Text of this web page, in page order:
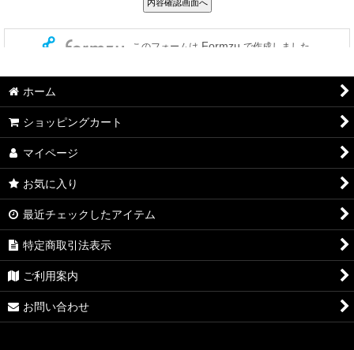
ホーム
ショッピングカート
マイページ
お気に入り
最近チェックしたアイテム
特定商取引法表示
ご利用案内
お問い合わせ